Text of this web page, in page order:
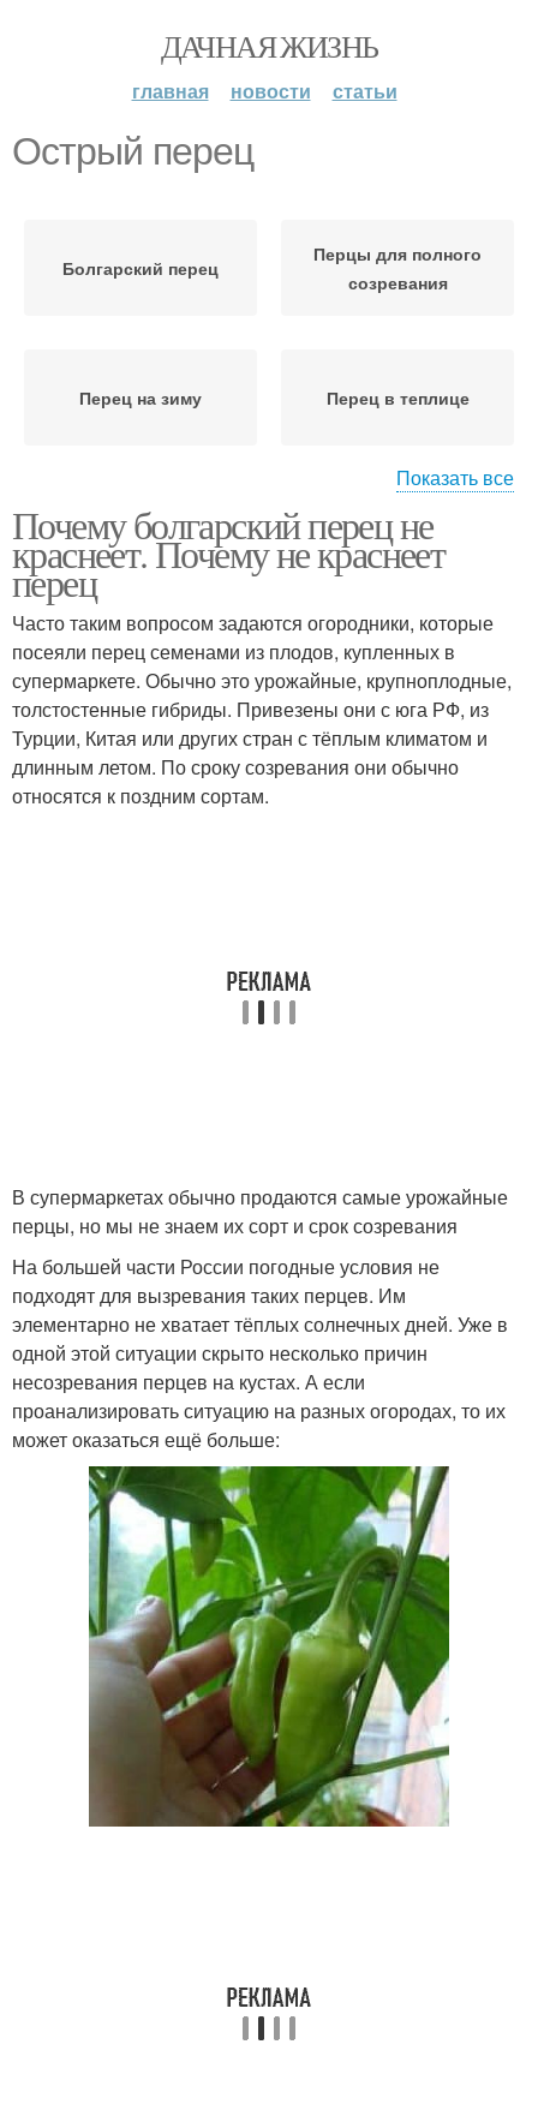
ДАЧНАЯ ЖИЗНЬ
главная новости статьи
Острый перец
Болгарский перец
Перцы для полного
созревания
Перец на зиму Перец в теплице
Перцы во время Перцы на кусту
Перцы в теплице Перцы на кустах
Сладкий перец
Зеленый перец Фаршированный перец
Спелый перец
Перец в мире
Перец в открытом
грунте
Перец на кусту Перцы на корню
Перцы в открытом
Перцы в домашних
Показать все
Почему болгарский перец не
краснеет. Почему не краснеет
перец
Часто таким вопросом задаются огородники, которые
посеяли перец семенами из плодов, купленных в
супермаркете. Обычно это урожайные, крупноплодные,
толстостенные гибриды. Привезены они с юга РФ, из
Турции, Китая или других стран с тёплым климатом и
длинным летом. По сроку созревания они обычно
относятся к поздним сортам.
В супермаркетах обычно продаются самые урожайные
перцы, но мы не знаем их сорт и срок созревания
На большей части России погодные условия не
подходят для вызревания таких перцев. Им
элементарно не хватает тёплых солнечных дней. Уже в
одной этой ситуации скрыто несколько причин
несозревания перцев на кустах. А если
проанализировать ситуацию на разных огородах, то их
может оказаться ещё больше: